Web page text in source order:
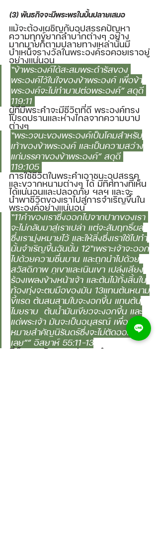
(3) พันธกิจจะมีพระพรในบั้นปลายเสมอ
แม้จะต้องเผชิญกับอุปสรรคปัญหา
ความทุกข์ยากลำบากต่างๆ อย่าง
มากมายก็ตามปลายทางเหล่านั้นมี
บำเหน็จรางวัลในพระองค์รอคอยเราอยู่
อย่างแน่นอน
“ข้าพระองค์ได้สะสมพระดำรัสของ
พระองค์ไว้ในใจของข้าพระองค์ เพื่อข้า
พระองค์จะไม่ทำบาปต่อพระองค์” สดุดี
119:11
ผู้ที่มีพระคำจะมีชีวิตที่ดี พระองค์ทรง
โปรดปรานและห่างไกลจากความบาป
ต่างๆ
“พระวจนะของพระองค์เป็นโคมสำหรับ
เท้าของข้าพระองค์ และเป็นความสว่าง
แก่มรรคาของข้าพระองค์” สดุดี
119:105
การใช้ชีวิตในพระคำเอาชนะอุปสรรค
และขวากหนามต่างๆ ได้ มีทิศทางที่เห็น
ได้แน่นอนและปลอดภัย ฯลฯ และจะ
นำพาชีวิตของเราไปสู่การจำเริญขึ้นใน
พระองค์อย่างแน่นอน
“11คำของเราซึ่งออกไปจากปากของเรา
จะไม่กลับมาสู่เราเปล่า แต่จะสัมฤทธิ์ผล
ซึ่งเรามุ่งหมายไว้ และให้สิ่งซึ่งเราใช้ไปทำ
นั้นจำเริญขึ้นฉันนั้น 12“เพราะเจ้าจะออก
ไปด้วยความชื่นบาน และถูกนำไปด้วย
สวัสดิภาพ ภูเขาและเนินเขา เปล่งเสียง
ร้องเพลงข้างหน้าเจ้า และต้นไม้ทั้งสิ้นใน
ท้องทุ่งจะตบมือของมัน 13แทนต้นหนาม
ขี้แรด ต้นสนสามใบจะงอกขึ้น แทนต้น
ไมยราบ  ต้นน้ำมันเขียวจะงอกขึ้น และ
แด่พระเจ้า มันจะเป็นอนุสรณ์ เพื่อเป็น
หมายสำคัญนิรันดร์ซึ่งจะไม่ตัดออก
เลย”” อิสยาห์ 55:11-13
นี่เป็นพระสัญญาแห่งพระคำของ